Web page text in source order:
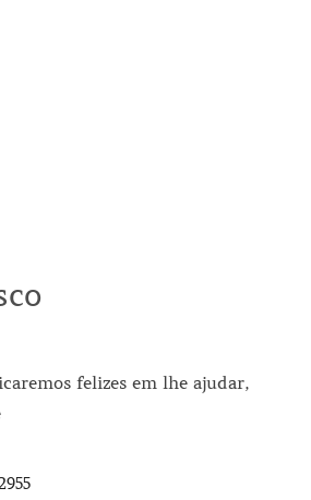
felizes em lhe ajudar,